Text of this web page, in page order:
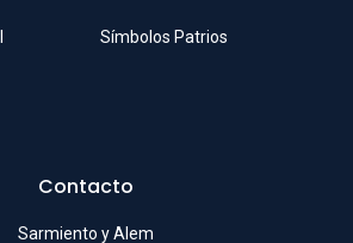
Símbolos Patrios
Contacto
Sarmiento y Alem